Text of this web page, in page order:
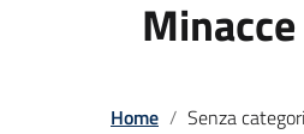
Home Senza